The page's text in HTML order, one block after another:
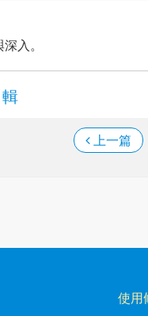
入。
上一篇
使用